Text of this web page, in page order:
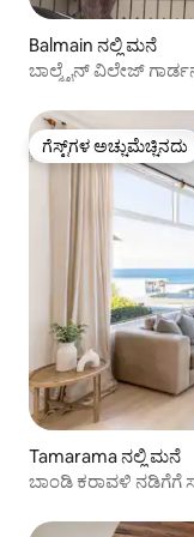
Balmain ನಲ್ಲಿ ಮನೆ
ಬಾಲ್ಮೈನ್ ವಿಲೇಜ್
ಗೆಸ್ಟ್‌ಗಳ ಅಚ್ಚುಮೆಚ್ಚಿನದು
ಗೆಸ್ಟ್‌ಗಳ ಅಚ್ಚುಮೆಚ್ಚಿನದು
Tamarama ನಲ್ಲಿ ಮನೆ
ಬಾಂಡಿ ಕರಾವಳಿ ನಡಿಗೆಗೆ